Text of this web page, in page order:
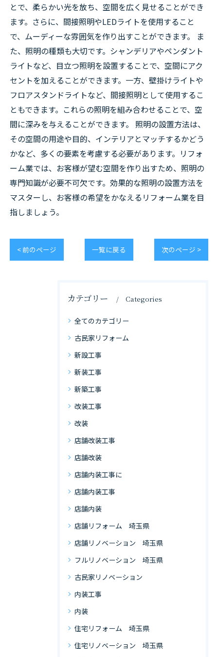
とで、柔らかい光を放ち、空間を広く見せることができ
ます。さらに、間接照明やLEDライトを使用すること
で、ムーディーな雰囲気を作り出すことができます。 ま
た、照明の種類も大切です。シャンデリアやペンダント
ライトなど、目立つ照明を設置することで、空間にアク
セントを加えることができます。一方、壁掛けライトや
フロアスタンドライトなど、間接照明として使用するこ
ともできます。これらの照明を組み合わせることで、空
間に深みを与えることができます。 照明の設置方法は、
その空間の用途や目的、インテリアとマッチするかどう
かなど、多くの要素を考慮する必要があります。リフォ
ーム業では、お客様が望む空間を作り出すため、照明の
専門知識が必要不可欠です。効果的な照明の設置方法を
マスターし、お客様の希望をかなえるリフォーム業を目
指しましょう。
< 前のページ 一覧に戻る 次のページ >
カテゴリー Categories
全てのカテゴリー
古民家リフォーム
新設工事
新装工事
新築工事
改装工事
改装
店舗改装工事
店舗改装
店舗内装工事に
店舗内装工事
店舗内装
店舗リフォーム 埼玉県
店舗リノベーション 埼玉県
フルリノベーション 埼玉県
古民家リノベーション
内装工事
内装
住宅リフォーム 埼玉県
住宅リノベーション 埼玉県